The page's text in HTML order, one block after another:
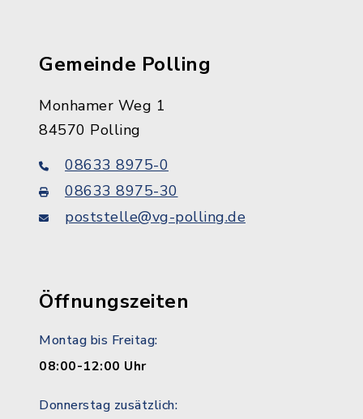
Gemeinde Polling
Monhamer Weg 1
84570 Polling
08633 8975-0
08633 8975-30
poststelle@vg-polling.de
Öffnungszeiten
Montag bis Freitag:
08:00-12:00 Uhr
Donnerstag zusätzlich: